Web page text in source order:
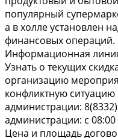
популярный
а в холле установлен
финансовых операций.
Информационная
Узнать о текущих
организацию
конфликтную
администрации:
администрации: с 08:00
Цена и площадь